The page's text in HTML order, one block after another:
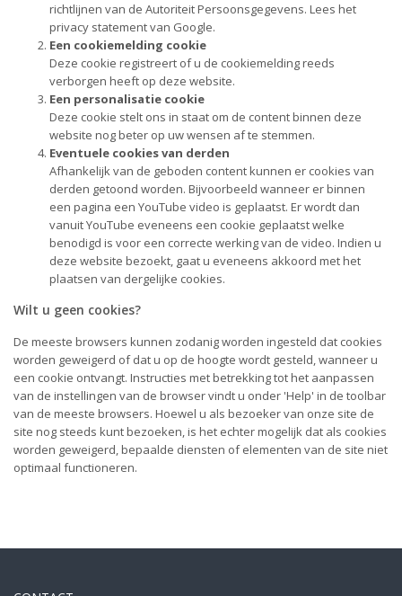
richtlijnen van de Autoriteit Persoonsgegevens. Lees het
privacy statement van Google.
Een cookiemelding cookie
Deze cookie registreert of u de cookiemelding reeds
verborgen heeft op deze website.
Een personalisatie cookie
Deze cookie stelt ons in staat om de content binnen deze
website nog beter op uw wensen af te stemmen.
Eventuele cookies van derden
Afhankelijk van de geboden content kunnen er cookies van
derden getoond worden. Bijvoorbeeld wanneer er binnen
een pagina een YouTube video is geplaatst. Er wordt dan
vanuit YouTube eveneens een cookie geplaatst welke
benodigd is voor een correcte werking van de video. Indien u
deze website bezoekt, gaat u eveneens akkoord met het
plaatsen van dergelijke cookies.
Wilt u geen cookies?
De meeste browsers kunnen zodanig worden ingesteld dat cookies
worden geweigerd of dat u op de hoogte wordt gesteld, wanneer u
een cookie ontvangt. Instructies met betrekking tot het aanpassen
van de instellingen van de browser vindt u onder 'Help' in de toolbar
van de meeste browsers. Hoewel u als bezoeker van onze site de
site nog steeds kunt bezoeken, is het echter mogelijk dat als cookies
worden geweigerd, bepaalde diensten of elementen van de site niet
optimaal functioneren.